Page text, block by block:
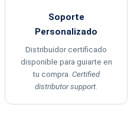
Soporte
Personalizado
Distribuidor certificado
disponible para guiarte en
tu compra. Certified
distributor support.